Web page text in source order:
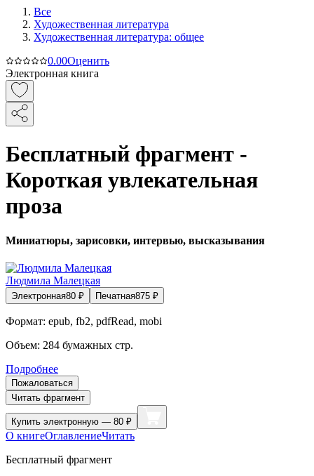
Все
Художественная литература
Художественная литература: общее
0.00Оценить
Электронная книга
Бесплатный фрагмент -
Короткая увлекательная
проза
Миниатюры, зарисовки, интервью, высказывания
Людмила Малецкая
Электронная80 ₽ Печатная875 ₽
Формат: epub, fb2, pdfRead, mobi
Объем: 284 бумажных стр.
Подробнее
Пожаловаться
Читать фрагмент
Купить электронную — 80 ₽
О книгеОглавлениеЧитать
Бесплатный фрагмент